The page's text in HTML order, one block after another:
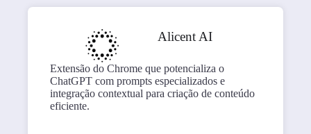
Alicent AI
Extensão do Chrome que potencializa o
ChatGPT com prompts especializados e
integração contextual para criação de conteúdo
eficiente.